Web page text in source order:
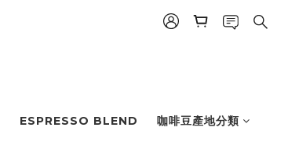
ESPRESSO BLEND 咖啡豆產地分類